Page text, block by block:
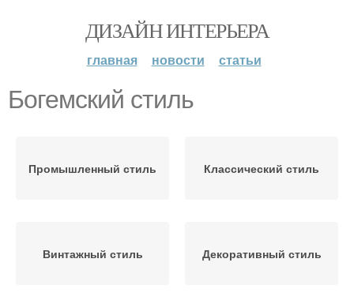
ДИЗАЙН ИНТЕРЬЕРА
главная новости статьи
Богемский стиль
Промышленный стиль Классический стиль
Винтажный стиль Декоративный стиль